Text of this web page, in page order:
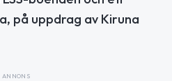
på uppdrag av Kiruna
ANNONS